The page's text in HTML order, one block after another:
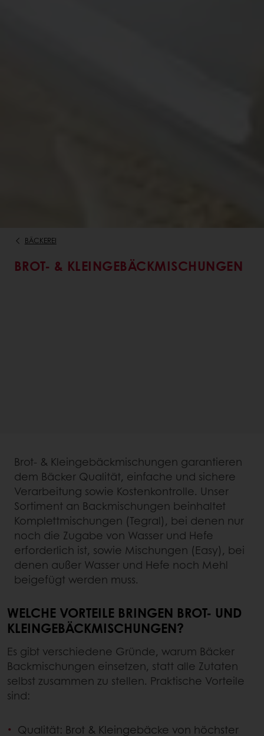
BÄCKEREI
BROT- & KLEINGEBÄCKMISCHUNGEN
Brot- & Kleingebäckmischungen garantieren
dem Bäcker Qualität, einfache und sichere
Verarbeitung sowie Kostenkontrolle. Unser
Sortiment an Backmischungen beinhaltet
Komplettmischungen (Tegral), bei denen nur
noch die Zugabe von Wasser und Hefe
erforderlich ist, sowie Mischungen (Easy), bei
denen außer Wasser und Hefe noch Mehl
beigefügt werden muss.
WELCHE VORTEILE BRINGEN BROT- UND
KLEINGEBÄCKMISCHUNGEN?
Es gibt verschiedene Gründe, warum Bäcker
Backmischungen einsetzen, statt alle Zutaten
selbst zusammen zu stellen. Praktische Vorteile
sind:
Qualität: Brot & Kleingebäcke von höchster